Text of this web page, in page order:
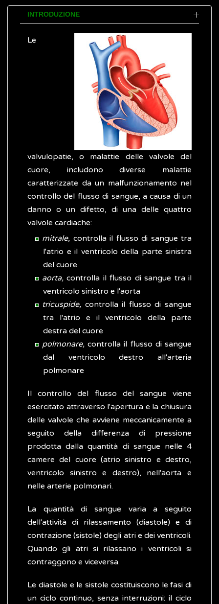
INTRODUZIONE
Le
valvulopatie, o malattie delle valvole del
cuore, includono diverse malattie
caratterizzate da un malfunzionamento nel
controllo del flusso di sangue, a causa di un
danno o un difetto, di una delle quattro
valvole cardiache:
mitrale, controlla il flusso di sangue tra
l'atrio e il ventricolo della parte sinistra
del cuore
aorta, controlla il flusso di sangue tra il
ventricolo sinistro e l'aorta
tricuspide, controlla il flusso di sangue
tra l'atrio e il ventricolo della parte
destra del cuore
polmonare, controlla il flusso di sangue
dal ventricolo destro all'arteria
polmonare
Il controllo del flusso del sangue viene
esercitato attraverso l'apertura e la chiusura
delle valvole che avviene meccanicamente a
seguito della differenza di pressione
prodotta dalla quantità di sangue nelle 4
camere del cuore (atrio sinistro e destro,
ventricolo sinistro e destro), nell'aorta e
nelle arterie polmonari.
La quantità di sangue varia a seguito
dell'attività di rilassamento (diastole) e di
contrazione (sistole) degli atri e dei ventricoli.
Quando gli atri si rilassano i ventricoli si
contraggono e viceversa.
Le diastole e le sistole costituiscono le fasi di
un ciclo continuo, senza interruzioni: il ciclo